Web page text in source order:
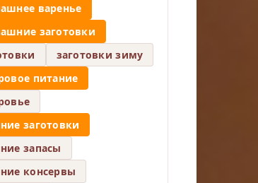
варенье
заготовки
заготовки зиму
питание
заготовки
запасы
консервы